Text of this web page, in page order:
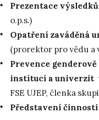
Prezentace
o.p.s.)
Opatření zaváděná
(prorektor pro vědu a
Prevence
institucí a univerzit
FSE UJEP, členka
Představení činnosti